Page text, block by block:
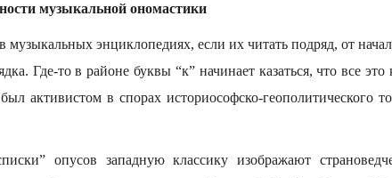
музыкальной ономастики
энциклопедиях, если их читать подряд, от
Где-то в районе буквы “к” начинает казаться, что все это
активистом в спорах историософско-геополитического
опусов западную классику изображают